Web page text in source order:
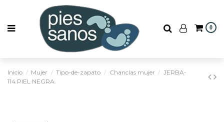
0
Inicio Mujer Tipo-de-zapato Chanclas mujer
JERBA-
114 PIEL NEGRA